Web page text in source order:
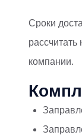
Сроки
рассчитать
компании.